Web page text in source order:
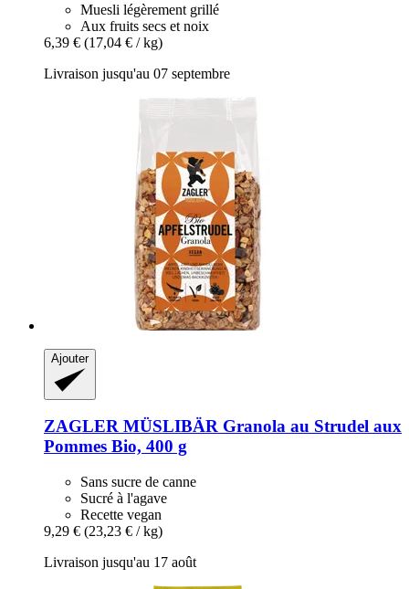
Muesli légèrement grillé
Aux fruits secs et noix
6,39 € (17,04 € / kg)
Livraison jusqu'au 07 septembre
Ajouter
ZAGLER MÜSLIBÄR Granola au Strudel aux
Pommes Bio, 400 g
Sans sucre de canne
Sucré à l'agave
Recette vegan
9,29 € (23,23 € / kg)
Livraison jusqu'au 17 août